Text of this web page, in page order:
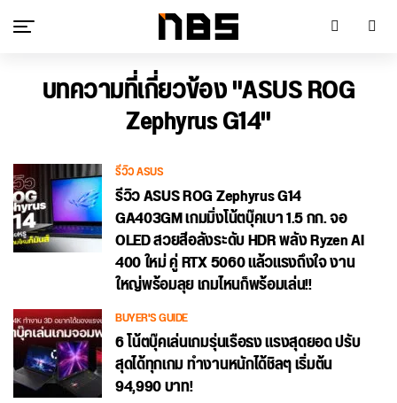
บทความที่เกี่ยวข้อง "ASUS ROG
Zephyrus G14"
รีวิว ASUS
รีวิว ASUS ROG Zephyrus G14
GA403GM เกมมิ่งโน้ตบุ๊คเบา 1.5 กก. จอ
OLED สวยสีอลังระดับ HDR พลัง Ryzen AI
400 ใหม่ คู่ RTX 5060 แล้วแรงถึงใจ งาน
ใหญ่พร้อมลุย เกมไหนก็พร้อมเล่น!!
BUYER'S GUIDE
6 โน้ตบุ๊คเล่นเกมรุ่นเรือธง แรงสุดยอด ปรับ
สุดได้ทุกเกม ทำงานหนักได้ชิลๆ เริ่มต้น
94,990 บาท!